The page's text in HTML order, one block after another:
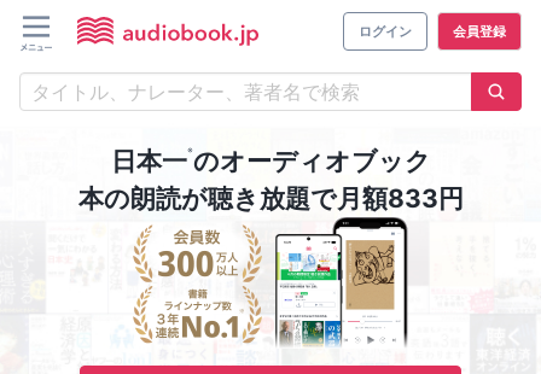
ログイン 会員登録
日本一※のオーディオブック
本の朗読が聴き放題で月額833円